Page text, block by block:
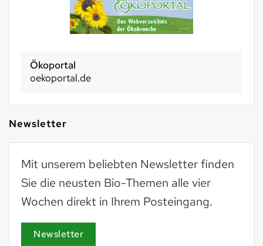
Ökoportal
oekoportal.de
Newsletter
Mit unserem beliebten Newsletter finden
Sie die neusten Bio-Themen alle vier
Wochen direkt in Ihrem Posteingang.
Newsletter